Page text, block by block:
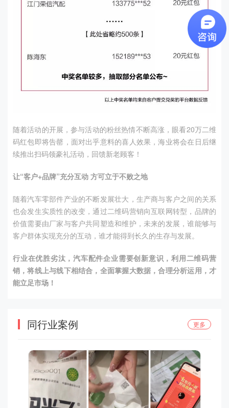
随着活动的开展，参与活动的粉丝热情不断高涨，眼看20万二维
码红包即将告罄，面对出乎意料的喜人效果，海业将会在日后继
续推出扫码领豪礼活动，回馈新老顾客！
让“客户+品牌”充分互动 方可立于不败之地
随着汽车零部件产业的不断发展壮大，生产商与客户之间的关系
也会发生实质性的改变，通过二维码营销向互联网转型，品牌的
价值需要由厂家与客户共同塑造和维护，未来的发展，谁能够与
客户群体实现充分的互动，谁才能得到长久的生存与发展。
行业在优胜劣汰，汽车配件企业需要创新意识，利用二维码营
销，将线上与线下相结合，全面掌握大数据，合理分析运用，才
能立足市场！
同行业案例 更多